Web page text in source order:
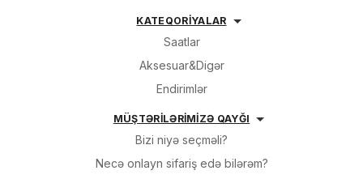
KATEQORİYALAR
Saatlar
Aksesuar&Digər
Endirimlər
MÜŞTƏRİLƏRİMİZƏ QAYĞI
Bizi niyə seçməli?
Necə onlayn sifariş edə bilərəm?